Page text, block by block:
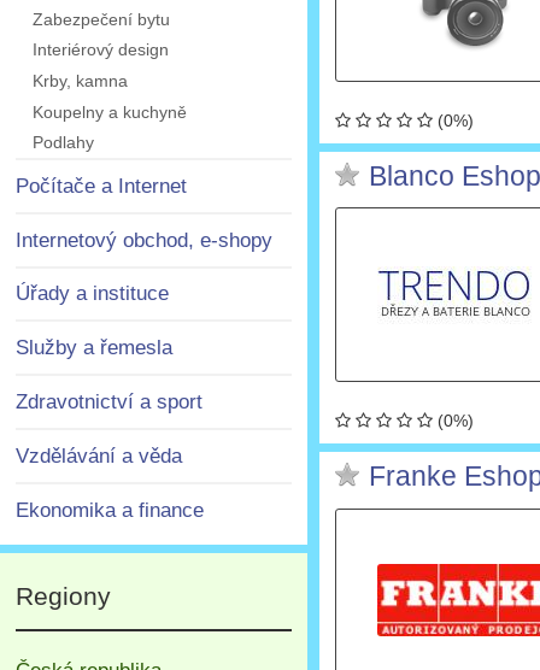
Zabezpečení bytu
Interiérový design
Krby, kamna
Koupelny a kuchyně
Podlahy
Počítače a Internet
Internetový obchod, e-shopy
Úřady a instituce
Služby a řemesla
Zdravotnictví a sport
Vzdělávání a věda
Ekonomika a finance
Regiony
(0%)
Blanco Eshop
(0%)
Franke